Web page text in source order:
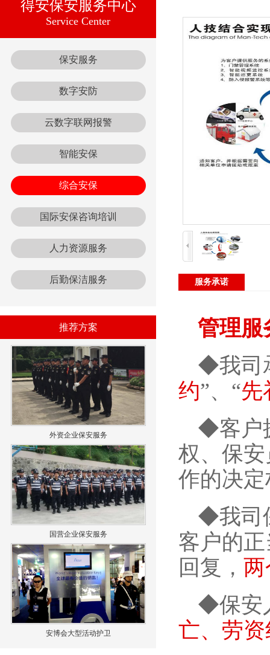
得安保安服务中心
Service Center
保安服务
数字安防
云数字联网报警
智能安保
综合安保
国际安保咨询培训
人力资源服务
后勤保洁服务
推荐方案
外资企业保安服务
国营企业保安服务
安博会大型活动护卫
服务承诺
管理服
◆我司
约”、“先
◆客户
权、保
作的决
◆我司
客户的
回复， 两
◆保安
亡、劳